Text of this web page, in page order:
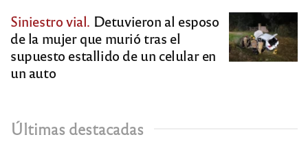
Siniestro vial. Detuvieron al esposo
de la mujer que murió tras el
supuesto estallido de un celular en
un auto
Últimas destacadas